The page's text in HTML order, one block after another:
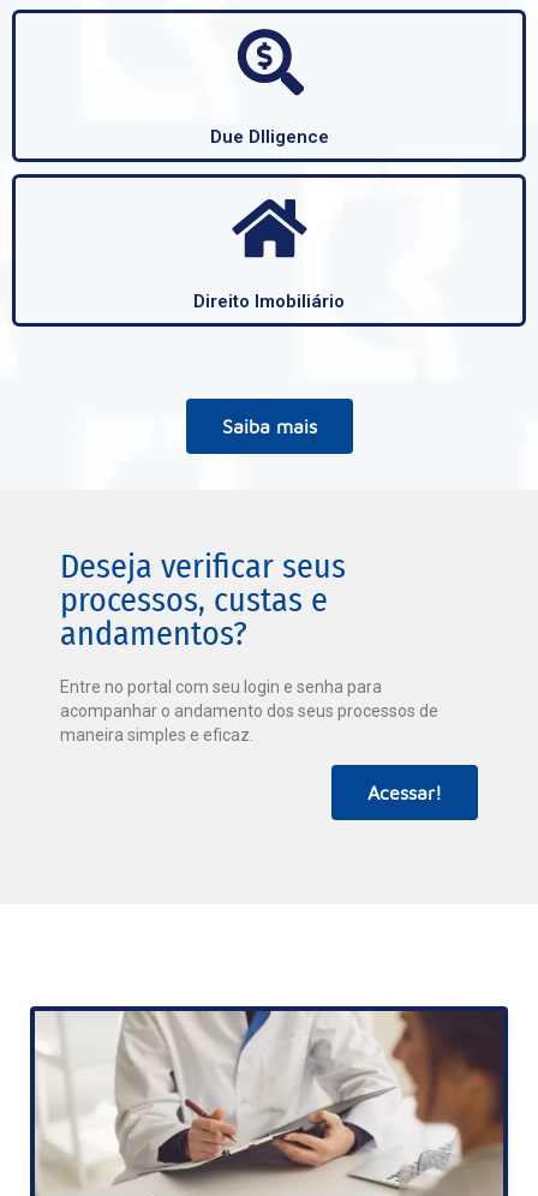
Due DIligence
Direito Imobiliário
Saiba mais
Deseja verificar seus
processos, custas e
andamentos?
Entre no portal com seu login e senha para
acompanhar o andamento dos seus processos de
maneira simples e eficaz.
Acessar!